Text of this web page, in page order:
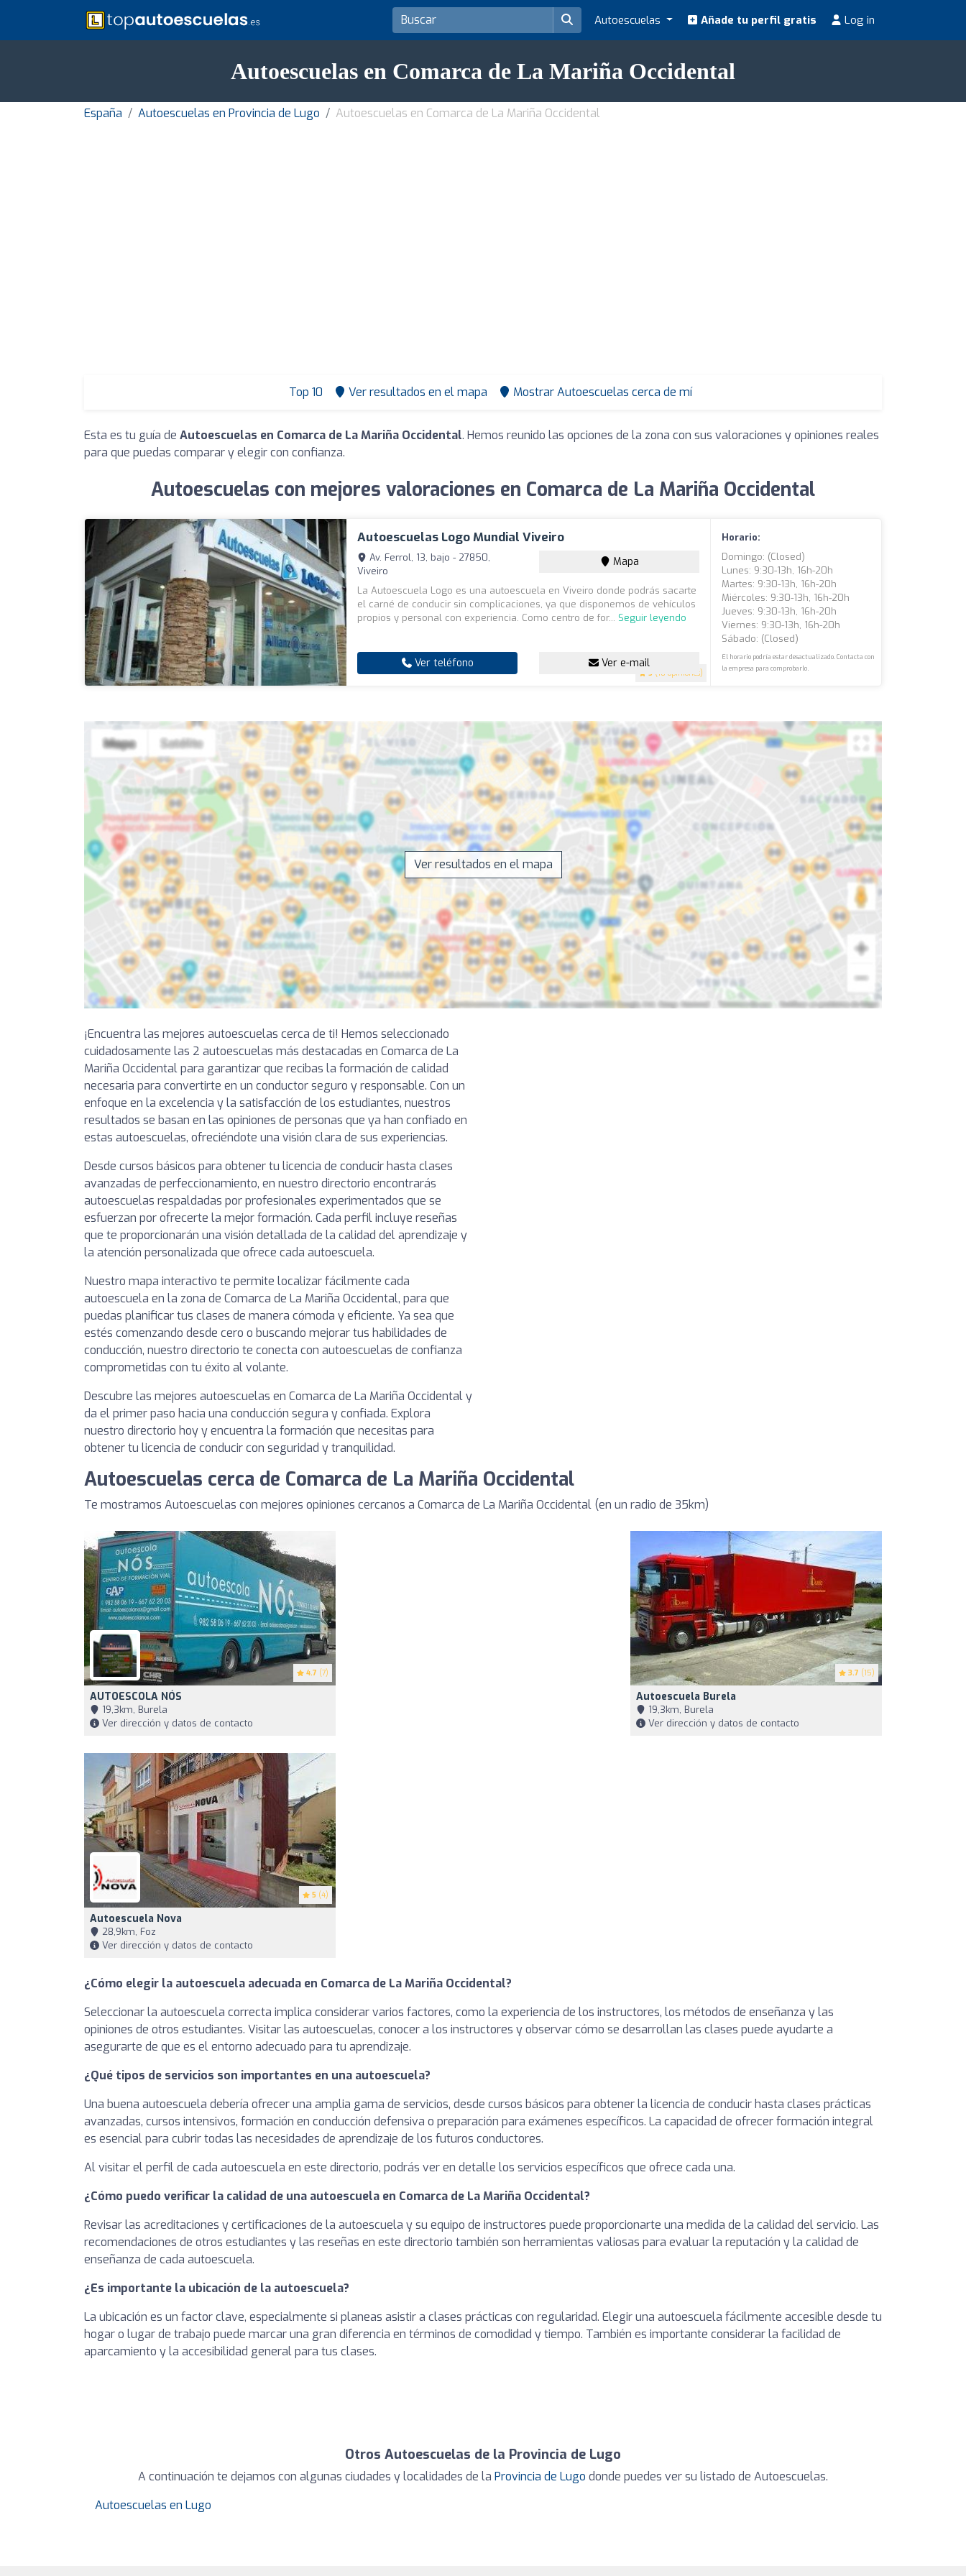
Autoescuelas Añade tu perfil gratis Log in
Autoescuelas en Comarca de La Mariña Occidental
España Autoescuelas en Provincia de Lugo Autoescuelas en Comarca de La Mariña Occidental
Top 10 Ver resultados en el mapa Mostrar Autoescuelas cerca de mí
Esta es tu guía de Autoescuelas en Comarca de La Mariña Occidental. Hemos reunido las opciones de la zona con sus valoraciones y opiniones reales
para que puedas comparar y elegir con confianza.
Autoescuelas con mejores valoraciones en Comarca de La Mariña Occidental
Autoescuelas Logo Mundial Viveiro
5 (10 opiniones)
Av. Ferrol, 13, bajo - 27850,
Viveiro
Mapa
La Autoescuela Logo es una autoescuela en Viveiro donde podrás sacarte
el carné de conducir sin complicaciones, ya que disponemos de vehículos
propios y personal con experiencia. Como centro de for... Seguir leyendo
Ver teléfono Ver e-mail
Horario:
Domingo: (closed)
Lunes: 9:30-13h, 16h-20h
Martes: 9:30-13h, 16h-20h
Miércoles: 9:30-13h, 16h-20h
Jueves: 9:30-13h, 16h-20h
Viernes: 9:30-13h, 16h-20h
Sábado: (closed)
El horario podría estar desactualizado. Contacta con
la empresa para comprobarlo.
Ver resultados en el mapa
¡Encuentra las mejores autoescuelas cerca de ti! Hemos seleccionado
cuidadosamente las 2 autoescuelas más destacadas en Comarca de La
Mariña Occidental para garantizar que recibas la formación de calidad
necesaria para convertirte en un conductor seguro y responsable. Con un
enfoque en la excelencia y la satisfacción de los estudiantes, nuestros
resultados se basan en las opiniones de personas que ya han confiado en
estas autoescuelas, ofreciéndote una visión clara de sus experiencias.
Desde cursos básicos para obtener tu licencia de conducir hasta clases
avanzadas de perfeccionamiento, en nuestro directorio encontrarás
autoescuelas respaldadas por profesionales experimentados que se
esfuerzan por ofrecerte la mejor formación. Cada perfil incluye reseñas
que te proporcionarán una visión detallada de la calidad del aprendizaje y
la atención personalizada que ofrece cada autoescuela.
Nuestro mapa interactivo te permite localizar fácilmente cada
autoescuela en la zona de Comarca de La Mariña Occidental, para que
puedas planificar tus clases de manera cómoda y eficiente. Ya sea que
estés comenzando desde cero o buscando mejorar tus habilidades de
conducción, nuestro directorio te conecta con autoescuelas de confianza
comprometidas con tu éxito al volante.
Descubre las mejores autoescuelas en Comarca de La Mariña Occidental y
da el primer paso hacia una conducción segura y confiada. Explora
nuestro directorio hoy y encuentra la formación que necesitas para
obtener tu licencia de conducir con seguridad y tranquilidad.
Autoescuelas cerca de Comarca de La Mariña Occidental
Te mostramos Autoescuelas con mejores opiniones cercanos a Comarca de La Mariña Occidental (en un radio de 35km)
4.7 (7)
AUTOESCOLA NÓS
19,3km, Burela
Ver dirección y datos de contacto
3.7 (15)
Autoescuela Burela
19,3km, Burela
Ver dirección y datos de contacto
5 (4)
Autoescuela Nova
28,9km, Foz
Ver dirección y datos de contacto
¿Cómo elegir la autoescuela adecuada en Comarca de La Mariña Occidental?
Seleccionar la autoescuela correcta implica considerar varios factores, como la experiencia de los instructores, los métodos de enseñanza y las
opiniones de otros estudiantes. Visitar las autoescuelas, conocer a los instructores y observar cómo se desarrollan las clases puede ayudarte a
asegurarte de que es el entorno adecuado para tu aprendizaje.
¿Qué tipos de servicios son importantes en una autoescuela?
Una buena autoescuela debería ofrecer una amplia gama de servicios, desde cursos básicos para obtener la licencia de conducir hasta clases prácticas
avanzadas, cursos intensivos, formación en conducción defensiva o preparación para exámenes específicos. La capacidad de ofrecer formación integral
es esencial para cubrir todas las necesidades de aprendizaje de los futuros conductores.
Al visitar el perfil de cada autoescuela en este directorio, podrás ver en detalle los servicios específicos que ofrece cada una.
¿Cómo puedo verificar la calidad de una autoescuela en Comarca de La Mariña Occidental?
Revisar las acreditaciones y certificaciones de la autoescuela y su equipo de instructores puede proporcionarte una medida de la calidad del servicio. Las
recomendaciones de otros estudiantes y las reseñas en este directorio también son herramientas valiosas para evaluar la reputación y la calidad de
enseñanza de cada autoescuela.
¿Es importante la ubicación de la autoescuela?
La ubicación es un factor clave, especialmente si planeas asistir a clases prácticas con regularidad. Elegir una autoescuela fácilmente accesible desde tu
hogar o lugar de trabajo puede marcar una gran diferencia en términos de comodidad y tiempo. También es importante considerar la facilidad de
aparcamiento y la accesibilidad general para tus clases.
Otros Autoescuelas de la Provincia de Lugo
A continuación te dejamos con algunas ciudades y localidades de la Provincia de Lugo donde puedes ver su listado de Autoescuelas.
Autoescuelas en Lugo